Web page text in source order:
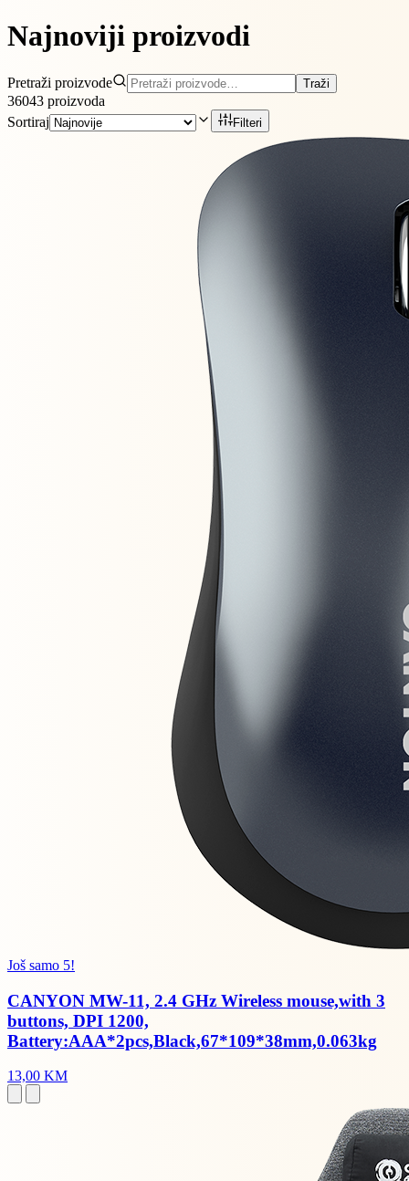
Najnoviji proizvodi
Pretraži proizvode Traži
36043 proizvoda
Sortiraj
Filteri
Još samo 5!
CANYON MW-11, 2.4 GHz Wireless mouse,with 3
buttons, DPI 1200,
Battery:AAA*2pcs,Black,67*109*38mm,0.063kg
13,00 KM